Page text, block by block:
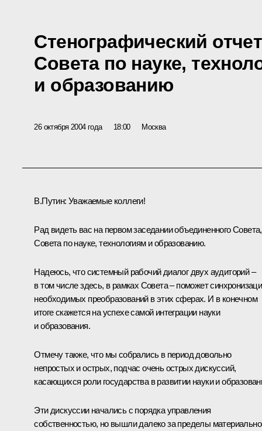
Стенографический
Совета по науке,
и образованию
26 октября 2004 года 18:00 Москва
В.Путин: Уважаемые коллеги!
Рад видеть вас на первом заседании объединенного Совета,
Совета по науке, технологиям и образованию.
Надеюсь, что системный рабочий диалог двух аудиторий –
в том числе здесь, в рамках Совета – поможет
необходимых преобразований в этих сферах. И в конечном
итоге скажется на успехе самой интеграции науки
и образования.
Отмечу также, что мы собрались в период довольно
непростых и острых, подчас очень острых дискуссий,
касающихся роли государства в развитии науки и
Эти дискуссии начались с порядка управления
собственностью, но вышли далеко за пределы